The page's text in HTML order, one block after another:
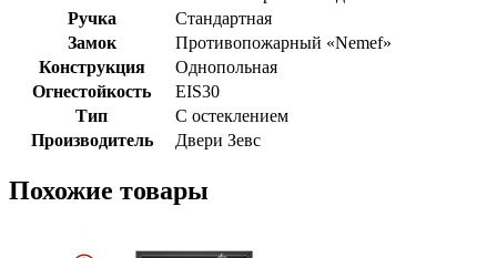
Ручка
Стандартная
Замок
Противопожарный «Nemef»
Конструкция
Однопольная
Огнестойкость
EIS30
Тип
С остеклением
Производитель
Двери Зевс
Похожие товары